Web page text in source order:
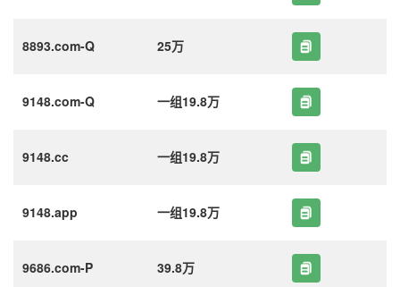
8893.com-Q 25万
9148.com-Q 一组19.8万
9148.cc 一组19.8万
9148.app 一组19.8万
9686.com-P 39.8万